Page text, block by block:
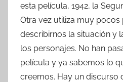
esta película, 1942, la
Otra vez utiliza muy pocos
describirnos la situación y
los personajes. No han
película y ya sabemos lo
creemos. Hay un discurso